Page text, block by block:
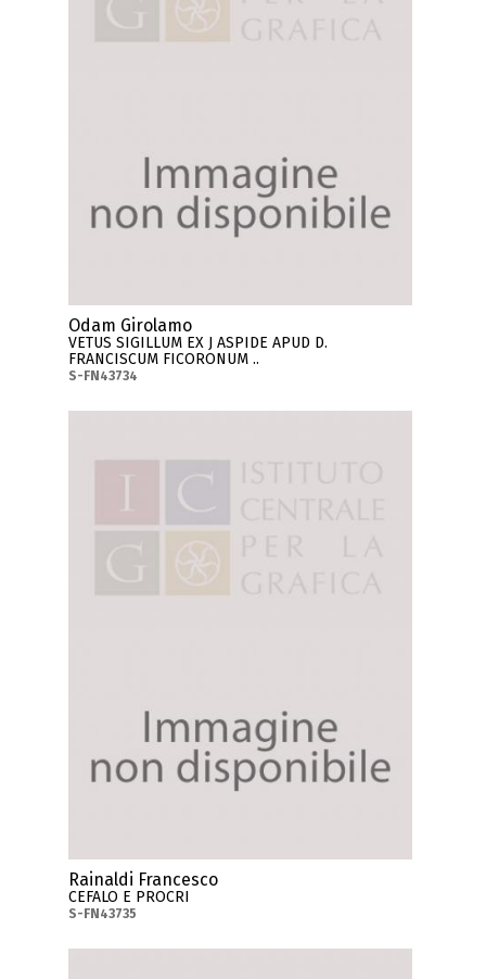
Odam Girolamo
VETUS SIGILLUM EX J ASPIDE APUD D.
FRANCISCUM FICORONUM ..
S-FN43734
Rainaldi Francesco
CEFALO E PROCRI
S-FN43735